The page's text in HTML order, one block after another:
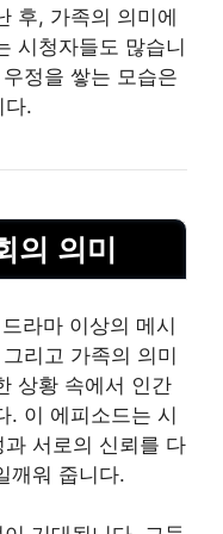
후, 가족의 의미에
시청자들도 많습니
정을 쌓는 모습은
다.
의 의미
라마 이상의 메시
리고 가족의 의미
상황 속에서 인간
. 이 에피소드는 시
서로의 신뢰를 다
깨워 줍니다.